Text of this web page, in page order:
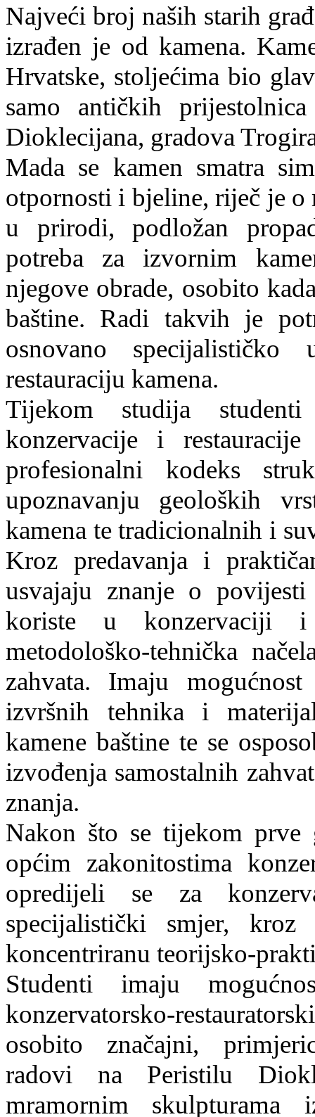
Najveći broj naših starih
izrađen je od kamena.
Hrvatske, stoljećima bio
samo antičkih
Dioklecijana, gradova
Mada se kamen smatra
otpornosti i bjeline, riječ je
u prirodi, podložan
potreba za izvornim
njegove obrade, osobito
baštine. Radi takvih je
osnovano
restauraciju kamena.
Tijekom studija studenti
konzervacije i
profesionalni kodeks
upoznavanju geoloških
kamena te tradicionalnih i
Kroz predavanja i
usvajaju znanje o
koriste u konzervaciji
metodološko-tehnička
zahvata. Imaju
izvršnih tehnika i
kamene baštine te se
izvođenja samostalnih
znanja.
Nakon što se tijekom prve
općim zakonitostima
opredijeli se za
specijalistički smjer, kroz
koncentriranu teorijsko-
Studenti imaju
konzervatorsko-
osobito značajni,
radovi na Peristilu
mramornim